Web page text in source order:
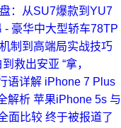
：从SU7爆款到YU7
- 豪华中大型轿车78TP
制到高端局实战技巧
救出安亚 “拿，
语详解 iPhone 7 Plus
解析 苹果iPhone 5s 与
面比较 终于被报道了